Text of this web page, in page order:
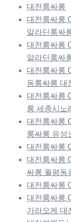
대전룸싸롱
대전룸싸롱
알라딘룸싸
대전룸싸롱
알라딘룸싸
대전룸싸롱
동룸싸롱 대
대전룸싸롱
롱 세종시노
대전룸싸롱
룸싸롱 유성
대전룸싸롱
대전룸싸롱
싸롱 월평동
대전룸싸롱
대전룸싸롱
가라오케 대